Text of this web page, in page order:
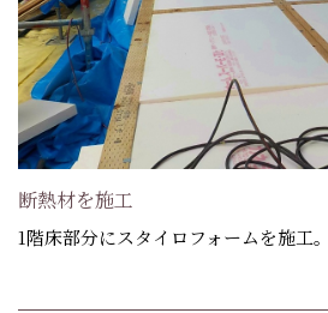
断熱材を施工
1階床部分にスタイロフォームを施工。